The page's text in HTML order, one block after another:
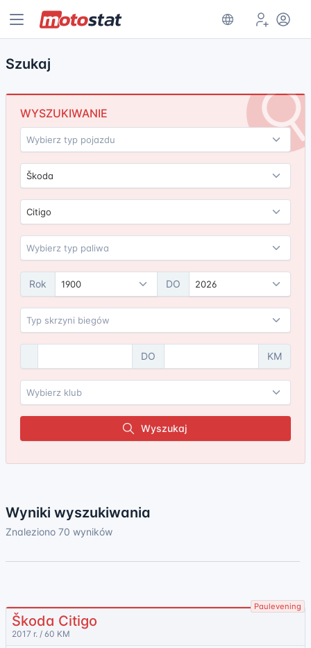
Szukaj
WYSZUKIWANIE
Škoda
Citigo
Rok 1900 DO 2026
DO KM
Wyszukaj
Wyniki wyszukiwania
Znaleziono 70 wyników
Paulevening
Škoda Citigo
2017 r. / 60 KM